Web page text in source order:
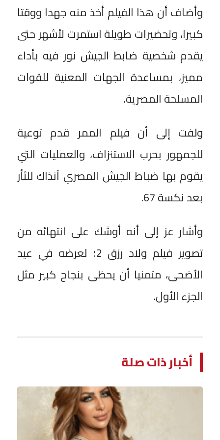
وأضاف أن هذا الفيلم أخذ منه جهدا ووقتا
كبيرا، وتحضيرات طويلة استمرت لأشهر حتى
يقدم شخصية ضابط الجيش نور فيه بأداء
مميز، بمساعدة الجهات المعنية للقوات
المسلحة المصرية.
ولفت إلى أن فيلم الممر قدم توعية
للجمهور بحرب الاستنزاف، والعمليات التي
يقوم بها ضباط الجيش المصري آنذاك للثأر
بعد نكسة 67.
وأشار عز إلى أنه أوشك على انتهائه من
تصوير فيلم ولاد رزق 2؛ لعرضه في عيد
الأضحى، متمنيا أن يحظى بنجاح كبير مثل
الجزء الأول.
أخبار ذات صلة